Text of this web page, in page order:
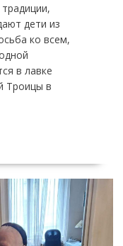
дети из
ко всем,
в лавке
Троицы в